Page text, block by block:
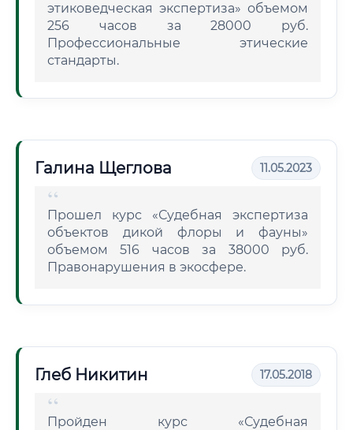
этиковедческая экспертиза» объемом
256 часов за 28000 руб.
Профессиональные этические
стандарты.
Галина Щеглова 11.05.2023
Прошел курс «Судебная экспертиза
объектов дикой флоры и фауны»
объемом 516 часов за 38000 руб.
Правонарушения в экосфере.
Глеб Никитин 17.05.2018
Пройден курс «Судебная